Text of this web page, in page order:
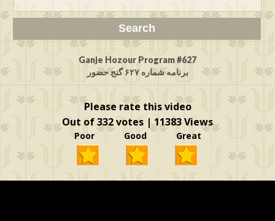
Ganje Hozour Program #627
برنامه شماره ۶۲۷ گنج حضور
Please rate this video
Out of 332 votes | 11383 Views
Poor Good Great